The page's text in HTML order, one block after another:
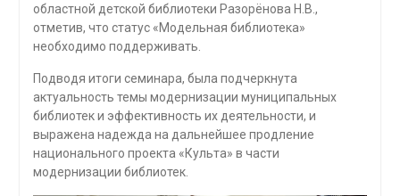
областной детской библиотеки Разорёнова Н.В.,
отметив, что статус «Модельная библиотека»
необходимо поддерживать.
Подводя итоги семинара, была подчеркнута
актуальность темы модернизации муниципальных
библиотек и эффективность их деятельности, и
выражена надежда на дальнейшее продление
национального проекта «Культа» в части
модернизации библиотек.